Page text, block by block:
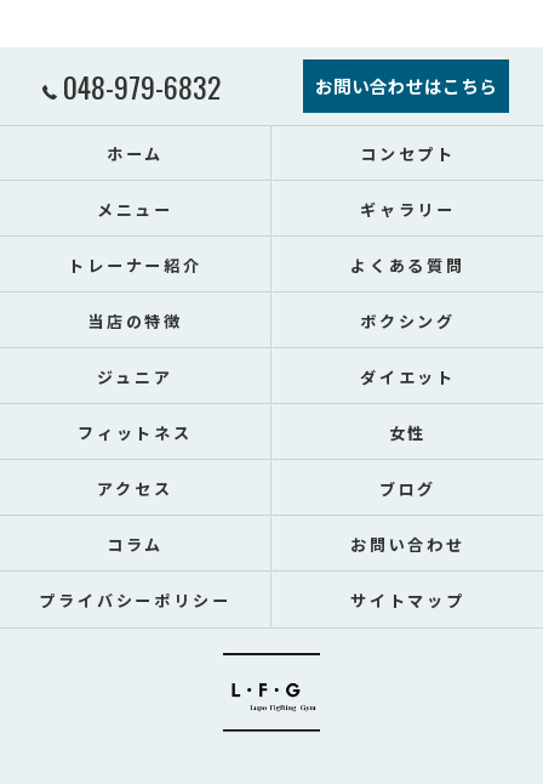
048-979-6832 お問い合わせはこちら
ホーム コンセプト
メニュー ギャラリー
トレーナー紹介 よくある質問
当店の特徴 ボクシング
ジュニア ダイエット
フィットネス 女性
アクセス ブログ
コラム お問い合わせ
プライバシーポリシー サイトマップ